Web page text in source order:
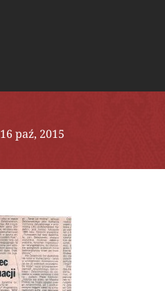
16 paź, 2015